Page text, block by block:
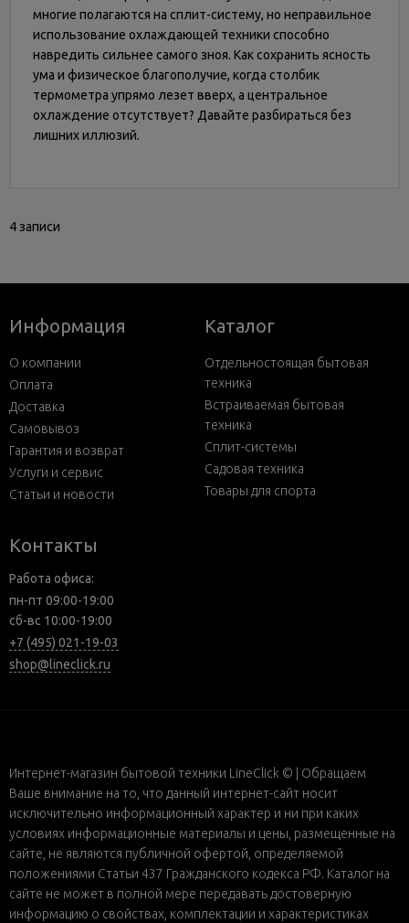
многие полагаются на сплит-систему, но неправильное
использование охлаждающей техники способно
навредить сильнее самого зноя. Как сохранить ясность
ума и физическое благополучие, когда столбик
термометра упрямо лезет вверх, а центральное
охлаждение отсутствует? Давайте разбираться без
лишних иллюзий.
4 записи
Информация
О компании
Оплата
Доставка
Самовывоз
Гарантия и возврат
Услуги и сервис
Статьи и новости
Каталог
Отдельностоящая бытовая
техника
Встраиваемая бытовая
техника
Сплит-системы
Садовая техника
Товары для спорта
Контакты
Работа офиса:
пн-пт 09:00-19:00
сб-вс 10:00-19:00
+7 (495) 021-19-03
shop@lineclick.ru
Интернет-магазин бытовой техники LineClick © | Обращаем
Ваше внимание на то, что данный интернет-сайт носит
исключительно информационный характер и ни при каких
условиях информационные материалы и цены, размещенные на
сайте, не являются публичной офертой, определяемой
положениями Статьи 437 Гражданского кодекса РФ. Каталог на
сайте не может в полной мере передавать достоверную
информацию о свойствах, комплектации и характеристиках